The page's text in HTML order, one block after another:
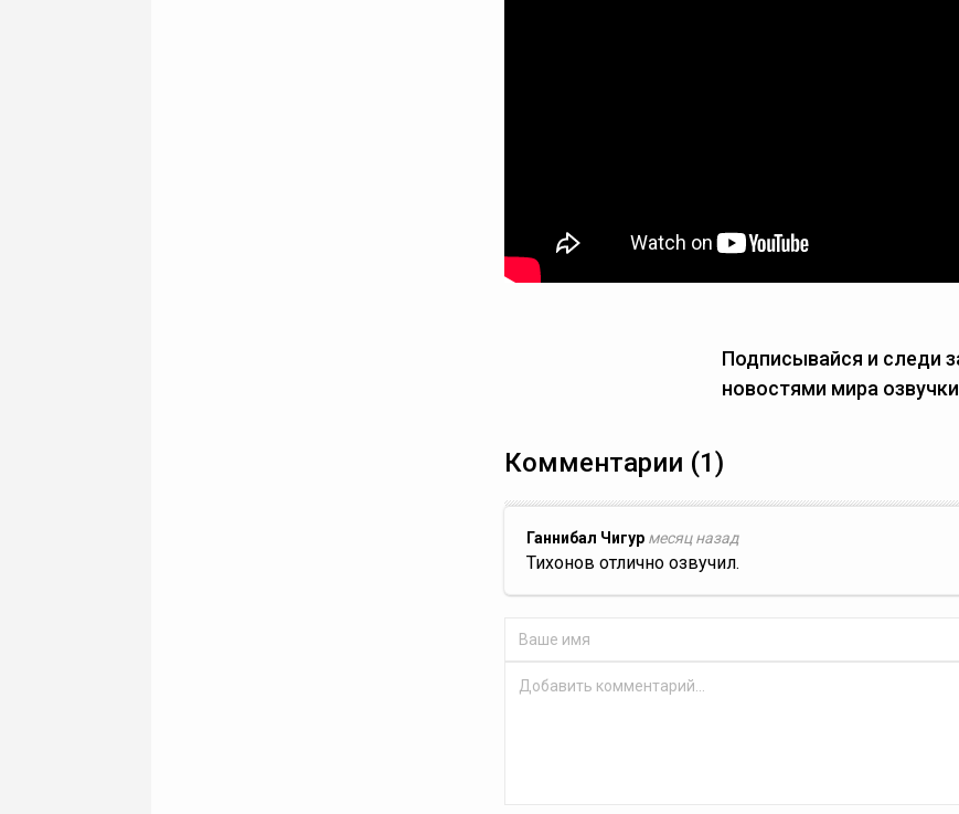
Подписывайся и следи
новостями мира озвучки
Комментарии (1)
Ганнибал Чигур месяц назад
Тихонов отлично озвучил.